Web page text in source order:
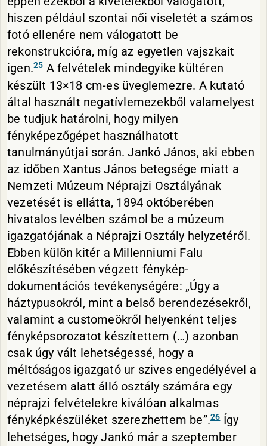
hiszen például szontai női viseletét a számos
fotó ellenére nem válogatott be
rekonstrukcióra, míg az egyetlen vajszkait
igen.25A felvételek mindegyike kültéren
készült 13×18 cm-es üveglemezre. A kutató
által használt negatívlemezekből valamelyest
be tudjuk határolni, hogy milyen
fényképezőgépet használhatott
tanulmányútjai során. Jankó János, aki ebben
az időben Xantus János betegsége miatt a
Nemzeti Múzeum Néprajzi Osztályának
vezetését is ellátta, 1894 októberében
hivatalos levélben számol be a múzeum
igazgatójának a Néprajzi Osztály helyzetéről.
Ebben külön kitér a Millenniumi Falu
előkészítésében végzett fénykép-
dokumentációs tevékenységére: „Úgy a
háztypusokról, mint a belső berendezésekről,
valamint a customeökről helyenként teljes
fényképsorozatot készítettem (…) azonban
csak úgy vált lehetségessé, hogy a
méltóságos igazgató ur szives engedélyével a
vezetésem alatt álló osztály számára egy
néprajzi felvételekre kiválóan alkalmas
fényképkészüléket szerezhettem be”.26Így
lehetséges, hogy Jankó már a szeptember